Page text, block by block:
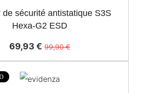
de sécurité antistatique S3S
Hexa-G2 ESD
69,93 € 99,90 €
-30%